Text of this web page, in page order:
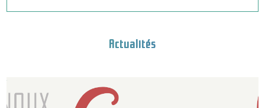
Actualités